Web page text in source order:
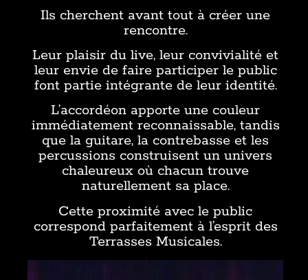
Ils cherchent avant tout à créer une
rencontre.
Leur plaisir du live, leur convivialité et
leur envie de faire participer le public
font partie intégrante de leur identité.
L’accordéon apporte une couleur
immédiatement reconnaissable, tandis
que la guitare, la contrebasse et les
percussions construisent un univers
chaleureux où chacun trouve
naturellement sa place.
Cette proximité avec le public
correspond parfaitement à l’esprit des
Terrasses Musicales.